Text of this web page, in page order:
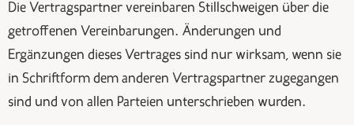
Die Vertragspartner vereinbaren Stillschweigen über die
getroffenen Vereinbarungen. Änderungen und
Ergänzungen dieses Vertrages sind nur wirksam, wenn sie
in Schriftform dem anderen Vertragspartner zugegangen
sind und von allen Parteien unterschrieben wurden.